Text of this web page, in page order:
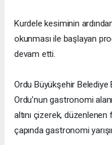
Kurdele kesiminin
okunması ile başlayan
devam etti.
Ordu Büyükşehir Belediye
Ordu’nun gastronomi
altını çizerek,
çapında gastronomi